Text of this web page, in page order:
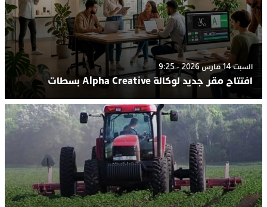
السبت 14 مارس 2026 - 9:25
افتتاح مقر جديد لوكالة Alpha Creative بسطات